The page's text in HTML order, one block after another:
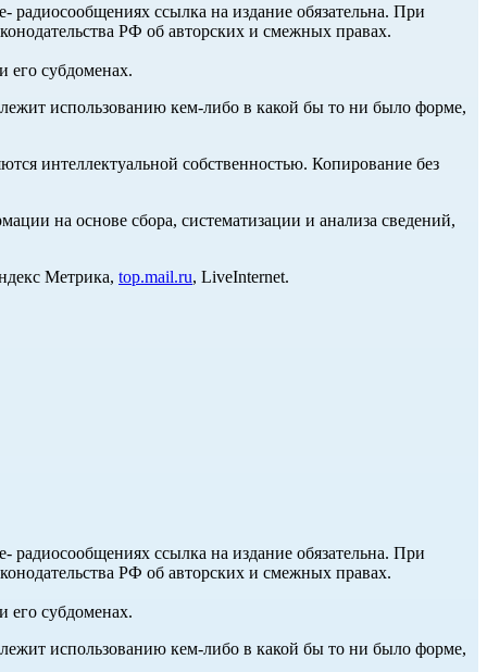
радиосообщениях ссылка на издание обязательна. При
РФ об авторских и смежных правах.
и его субдоменах.
использованию кем-либо в какой бы то ни было форме,
интеллектуальной собственностью. Копирование без
на основе сбора, систематизации и анализа сведений,
Метрика, top.mail.ru, LiveInternet.
радиосообщениях ссылка на издание обязательна. При
РФ об авторских и смежных правах.
и его субдоменах.
использованию кем-либо в какой бы то ни было форме,